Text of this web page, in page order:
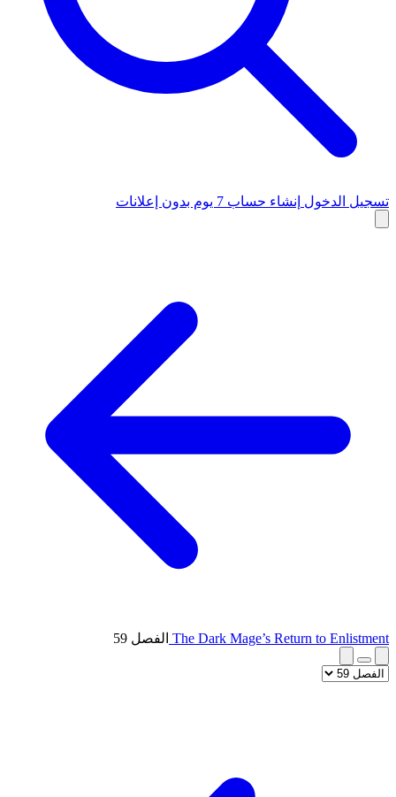
تسجيل الدخول إنشاء حساب 7 يوم بدون إعلانات
The Dark Mage’s Return to Enlistment الفصل 59